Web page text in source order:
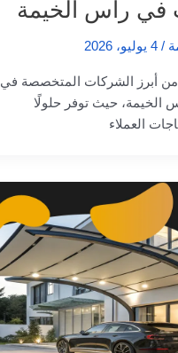
في راس الخيمة
/4 يوليو، 2026
أبرز الشركات المتخصصة في
الخيمة، حيث توفر حلولًا
العملاء